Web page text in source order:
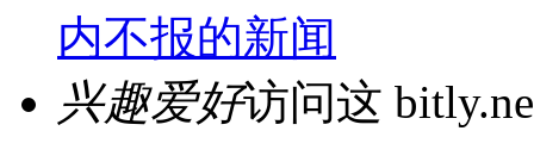
内不报的新闻
兴趣爱好访问这